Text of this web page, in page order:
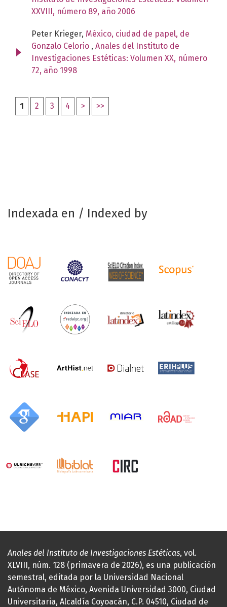
XXVIII, número 89, año 2006
Peter Krieger, México, ciudad de papel, de
Gonzalo Celorio , Anales del Instituto de
Investigaciones Estéticas: Volumen XX, número
72, año 1998
1 2 3 4 > >>
Indexada en / Indexed by
Anales del Instituto de Investigaciones Estéticas, vol.
XLVIII, núm. 128 (primavera de 2026), es una publicación
semestral, editada por la Universidad Nacional
Autónoma de México, Avenida Universidad 3000, Ciudad
Universitaria, Alcaldía Coyoacán, C.P. 04510, Ciudad de